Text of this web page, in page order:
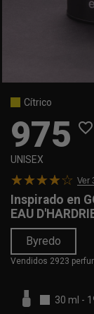
Cítrico
975 favorite_border
UNISEX
Ver
Inspirado en
EAU
Byredo
Vendidos 2923
30 ml -